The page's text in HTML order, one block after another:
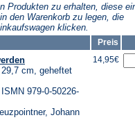
Tab)
Produkten zu erhalten, diese
den Warenkorb zu legen, die
klicken.
Preis
cm, geheftet
979-0-50226-
Johann
14,95€